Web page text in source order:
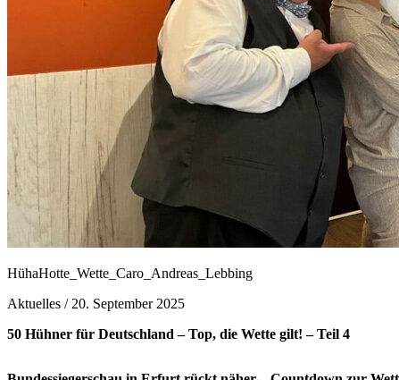
HühaHotte_Wette_Caro_Andreas_Lebbing
Aktuelles / 20. September 2025
50 Hühner für Deutschland – Top, die Wette gilt! – Teil 4